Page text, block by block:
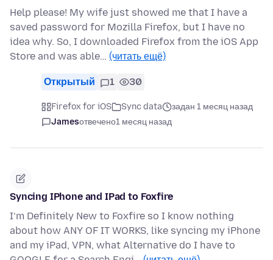
Help please! My wife just showed me that I have a
saved password for Mozilla Firefox, but I have no
idea why. So, I downloaded Firefox from the iOS App
Store and was able… (читать ещё)
Открытый 1 30
Firefox for iOS Sync data
задан 1 месяц назад
Jamesотвечено1 месяц назад
Syncing IPhone and IPad to Foxfire
I’m Definitely New to Foxfire so I know nothing
about how ANY OF IT WORKS, like syncing my iPhone
and my iPad, VPN, what Alternative do I have to